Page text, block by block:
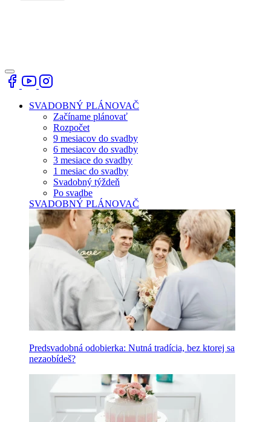
SVADOBNÝ PLÁNOVAČ
Začíname plánovať
Rozpočet
9 mesiacov do svadby
6 mesiacov do svadby
3 mesiace do svadby
1 mesiac do svadby
Svadobný týždeň
Po svadbe
SVADOBNÝ PLÁNOVAČ
Predsvadobná odobierka: Nutná tradícia, bez ktorej sa
nezaobídeš?